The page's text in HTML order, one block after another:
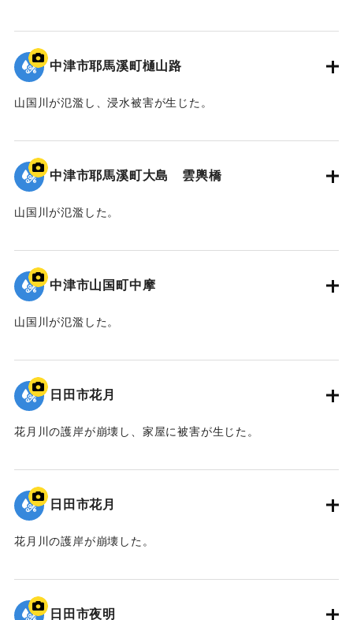
｜固有コード:
中津市耶馬溪町樋山路
山国川が氾濫し、浸水被害が生じた。
｜固有コード:09922040
中津市耶馬溪町大島 雲輿橋
山国川が氾濫した。
｜固有コード:09922039
中津市山国町中摩
山国川が氾濫した。
｜固有コード:09922038
日田市花月
花月川の護岸が崩壊し、家屋に被害が生じた。
｜固有コード:09922037
日田市花月
花月川の護岸が崩壊した。
｜固有コード:09922036
日田市夜明